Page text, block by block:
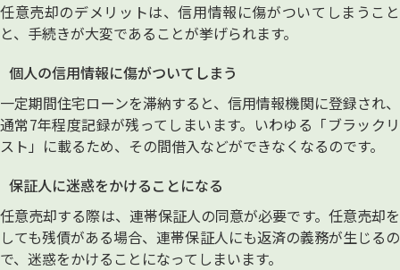
任意売却のデメリットは、信用情報に傷がついてしまうこと
と、手続きが大変であることが挙げられます。
個人の信用情報に傷がついてしまう
一定期間住宅ローンを滞納すると、信用情報機関に登録され、
通常7年程度記録が残ってしまいます。いわゆる「ブラックリ
スト」に載るため、その間借入などができなくなるのです。
保証人に迷惑をかけることになる
任意売却する際は、連帯保証人の同意が必要です。任意売却を
しても残債がある場合、連帯保証人にも返済の義務が生じるの
で、迷惑をかけることになってしまいます。